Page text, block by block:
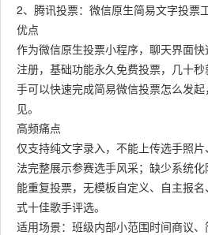
2、腾讯投票：微信原生简易文字投票
优点
作为微信原生投票小程序，聊天界面
注册，基础功能永久免费投票，几十
手可以快速完成简易微信投票怎么发
见。
高频痛点
仅支持纯文字录入，不能上传选手照
法完整展示参赛选手风采；缺少系统
能重复投票，无模板自定义、自主报
式十佳歌手评选。
适用场景：班级内部小范围时间商议、